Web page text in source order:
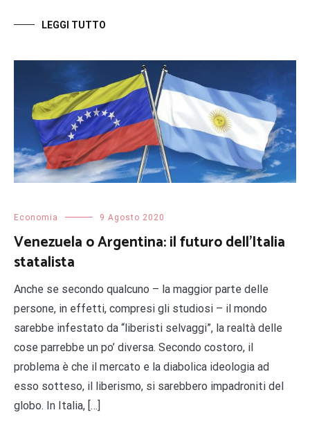
LEGGI TUTTO
Economia 9 Agosto 2020
Venezuela o Argentina: il futuro dell’Italia
statalista
Anche se secondo qualcuno – la maggior parte delle
persone, in effetti, compresi gli studiosi – il mondo
sarebbe infestato da “liberisti selvaggi”, la realtà delle
cose parrebbe un po’ diversa. Secondo costoro, il
problema è che il mercato e la diabolica ideologia ad
esso sotteso, il liberismo, si sarebbero impadroniti del
globo. In Italia, […]